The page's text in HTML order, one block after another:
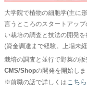
大学院で植物の細胞学(主に
言うところのスタートアッ
い栽培の調査と技法の開発を
(資金調達まで経験。上場未
栽培の調査と並行で野菜の
CMS/Shopの開発を開始しま
※前職の話で詳しくはこちら